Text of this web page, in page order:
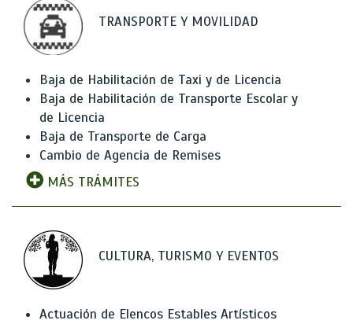
TRANSPORTE Y MOVILIDAD
Baja de Habilitación de Taxi y de Licencia
Baja de Habilitación de Transporte Escolar y
de Licencia
Baja de Transporte de Carga
Cambio de Agencia de Remises
MÁS TRÁMITES
CULTURA, TURISMO Y EVENTOS
Actuación de Elencos Estables Artísticos